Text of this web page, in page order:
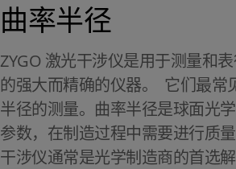
曲率半径
ZYGO 激光干涉仪是用于测量和
的强大而精确的仪器。 它们最常
半径的测量。曲率半径是球面光
参数，在制造过程中需要进行质量
干涉仪通常是光学制造商的首选